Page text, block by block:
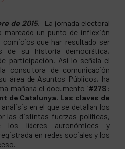
de 2015.- La jornada electoral
marcado un punto de inflexión
comicios que han resultado ser
de su historia democrática,
participación. Así lo señala el
consultora de comunicación
área de Asuntos Públicos, ha
mañana el documento ‘#27S:
de Catalunya. Las claves de
en el que se detallan los
las distintas fuerzas políticas,
los líderes autonómicos y
en redes sociales y los